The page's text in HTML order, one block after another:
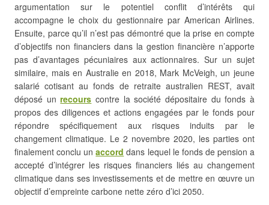
argumentation sur le potentiel conflit d’intérêts qui
accompagne le choix du gestionnaire par American Airlines.
Ensuite, parce qu’il n’est pas démontré que la prise en compte
d’objectifs non financiers dans la gestion financière n’apporte
pas d’avantages pécuniaires aux actionnaires. Sur un sujet
similaire, mais en Australie en 2018, Mark McVeigh, un jeune
salarié cotisant au fonds de retraite australien REST, avait
déposé unrecours contre la société dépositaire du fonds à
propos des diligences et actions engagées par le fonds pour
répondre spécifiquement aux risques induits par le
changement climatique. Le 2 novembre 2020, les parties ont
finalement conclu unaccord dans lequel le fonds de pension a
accepté d’intégrer les risques financiers liés au changement
climatique dans ses investissements et de mettre en œuvre un
objectif d’empreinte carbone nette zéro d’ici 2050.